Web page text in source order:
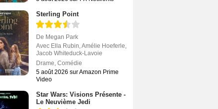
Sterling Point
De Megan Park
Avec Ella Rubin,Amélie Hoeferle,
Jacob Whiteduck-Lavoie
Drame, Comédie
5 août 2026 sur Amazon Prime
Video
Star Wars: Visions Présente -
Le Neuvième Jedi